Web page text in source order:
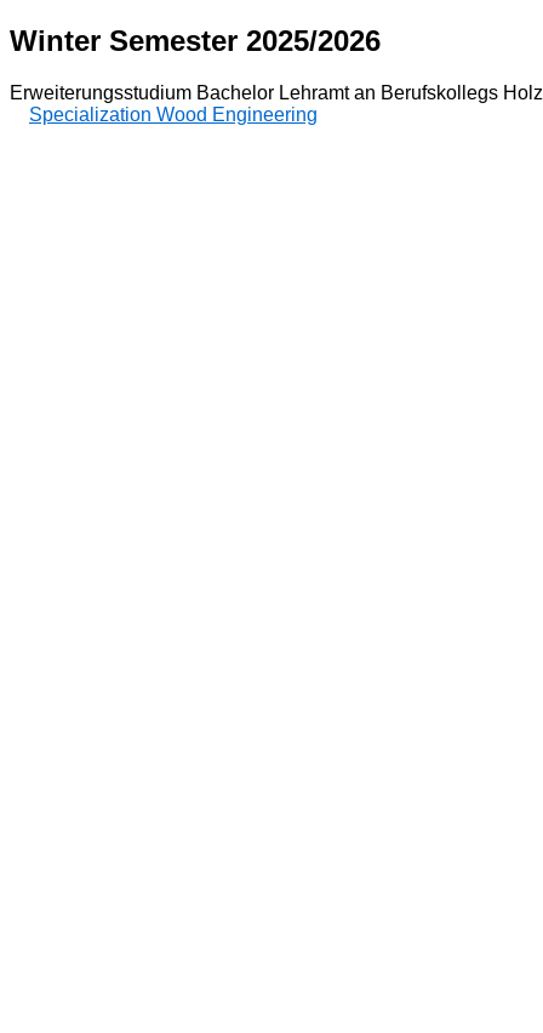
Winter Semester 2025/2026
Erweiterungsstudium Bachelor Lehramt an Berufskollegs
Specialization Wood Engineering